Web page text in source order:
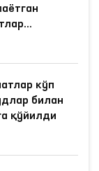
кўп
билан
қўйилди